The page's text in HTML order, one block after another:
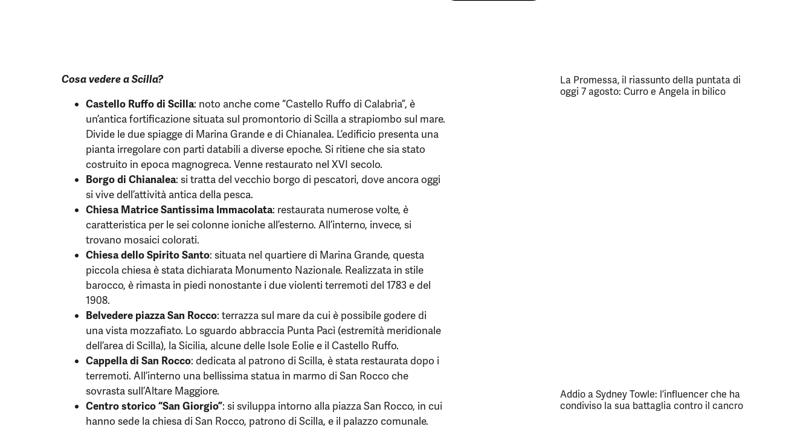
Cosa vedere a Scilla?
Castello Ruffo di Scilla: noto anche come “Castello Ruffo di Calabria”, è
un’antica fortificazione situata sul promontorio di Scilla a strapiombo sul mare.
Divide le due spiagge di Marina Grande e di Chianalea. L’edificio presenta una
pianta irregolare con parti databili a diverse epoche. Si ritiene che sia stato
costruito in epoca magnogreca. Venne restaurato nel XVI secolo.
Borgo di Chianalea: si tratta del vecchio borgo di pescatori, dove ancora oggi
si vive dell’attività antica della pesca.
Chiesa Matrice Santissima Immacolata: restaurata numerose volte, è
caratteristica per le sei colonne ioniche all’esterno. All’interno, invece, si
trovano mosaici colorati.
Chiesa dello Spirito Santo: situata nel quartiere di Marina Grande, questa
piccola chiesa è stata dichiarata Monumento Nazionale. Realizzata in stile
barocco, è rimasta in piedi nonostante i due violenti terremoti del 1783 e del
1908.
Belvedere piazza San Rocco: terrazza sul mare da cui è possibile godere di
una vista mozzafiato. Lo sguardo abbraccia Punta Pacì (estremità meridionale
dell’area di Scilla), la Sicilia, alcune delle Isole Eolie e il Castello Ruffo.
Cappella di San Rocco: dedicata al patrono di Scilla, è stata restaurata dopo i
terremoti. All’interno una bellissima statua in marmo di San Rocco che
sovrasta sull’Altare Maggiore.
Centro storico “San Giorgio”: si sviluppa intorno alla piazza San Rocco, in cui
hanno sede la chiesa di San Rocco, patrono di Scilla, e il palazzo comunale.
La Promessa, il riassunto della puntata di
oggi 7 agosto: Curro e Angela in bilico
Addio a Sydney Towle: l’influencer che ha
condiviso la sua battaglia contro il cancro